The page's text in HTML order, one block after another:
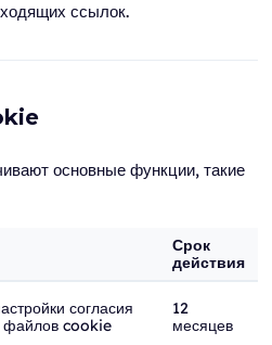
ссылок.
основные функции, такие
Срок
действия
согласия
файлов cookie
12
месяцев